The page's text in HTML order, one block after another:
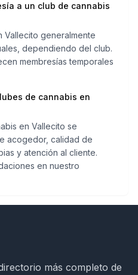
a un club de cannabis
Vallecito generalmente
dependiendo del club.
membresías temporales
de cannabis en
en Vallecito se
acogedor, calidad de
y atención al cliente.
en nuestro
más completo de